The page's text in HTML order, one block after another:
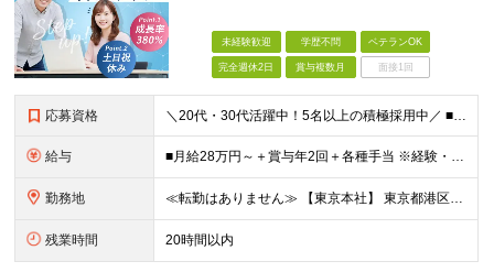
未経験歓迎 学歴不問 ベテランOK
完全週休2日 賞与複数月 面接1回
応募資格 ＼20代・30代活躍中！5名以上の積極採用中／ ■必須条件 ・基本的なPCスキルをお持ちの方 ・ExcelまたはGoogleスプレッドシートの利用経験 □未経験OK □第二新卒歓迎 □学歴不問 □フリ
給与 ■月給28万円～＋賞与年2回＋各種手当 ※経験・スキルに応じて決定します。 ※45時間分の固定残業代（73,000円～）を含みます。超過分は全額支給します。 ※試用期間3～6ヶ月／給与と待遇変更なし
勤務地 ≪転勤はありません≫ 【東京本社】 東京都港区芝1-9-3 芝マツラビル4F (変更の範囲)上記を除く当社関連勤務地
残業時間 20時間以内